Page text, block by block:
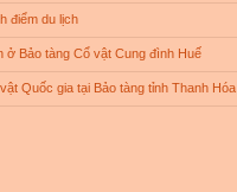
điểm du lịch
Bảo tàng Cổ vật Cung đình Huế
Quốc gia tại Bảo tàng tỉnh Thanh Hóa